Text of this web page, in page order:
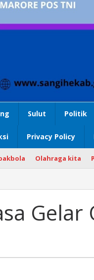
Sulut Politik
Privacy Policy
Olahraga kita
Gelar